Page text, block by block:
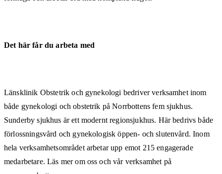
Det här får du arbeta med
Länsklinik Obstetrik och gynekologi bedriver verksamhet inom
både gynekologi och obstetrik på Norrbottens fem sjukhus.
Sunderby sjukhus är ett modernt regionsjukhus. Här bedrivs både
förlossningsvård och gynekologisk öppen- och slutenvård. Inom
hela verksamhetsområdet arbetar upp emot 215 engagerade
medarbetare. Läs mer om oss och vår verksamhet på